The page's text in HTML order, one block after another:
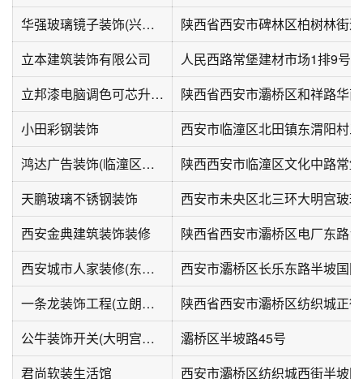
华强玻璃镜子装饰(兴正元广场店)
陕西省西安市碑林区柏树林街
立本建筑装饰有限公司
人民西路常堡建材市场1排9号
立邦漆电脑调色可芯升华装饰材料店(西安华南城E2区店)
小田彩钢装饰
西安市临潼区北田镇东渭阳村
鸿达广告装饰(临潼区委第二小区店)
陕西西安市临潼区文化中路常
天鹏玻璃不锈钢装饰
西安金典建筑装饰装修
陕西省西安市灞桥区电厂东路
西安城市人家装修(东郊店)
西安市灞桥区长乐东路半坡国
一条龙装饰工程(立朗广场店)
陕西省西安市灞桥区纺织城正
公牛装饰开关(大明宫建材店)
灞桥区半坡路45号
君尚软装生活馆